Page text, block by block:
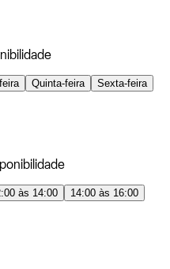
Quinta-feira
Sexta-feira
às 14:00
14:00 às 16:00